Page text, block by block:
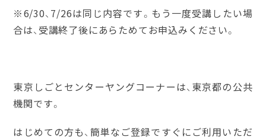
※6/30、7/26は同じ内容です。もう一度受講したい場
合は、受講終了後にあらためてお申込みください。
東京しごとセンターヤングコーナーは、東京都の公共
機関です。
はじめての方も、簡単なご登録ですぐにご利用いただ